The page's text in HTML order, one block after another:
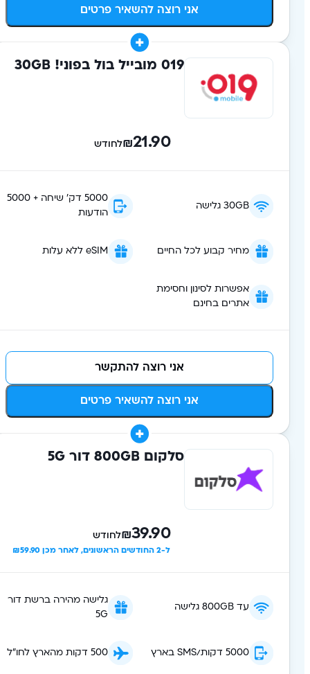
אני רוצה להשאיר פרטים
21.90
₪ לחודש
30GB גלישה
5000 דק' שיחה + 5000
הודעות
מחיר קבוע לכל החיים eSIM ללא עלות
אפשרות לסינון וחסימת
אתרים בחינם
אני רוצה להשאיר פרטים
אני רוצה להתקשר
סלקום 800GB דור 5G
39.90
₪לחודש
עד 800GB גלישה
גלישה מהירה ברשת דור
5G
5000 דקות/SMS בארץ 500 דקות מהארץ לחו"ל